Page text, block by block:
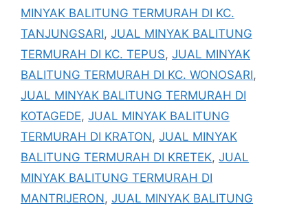
MINYAK BALITUNG TERMURAH DI KC.
TANJUNGSARI, JUAL MINYAK BALITUNG
TERMURAH DI KC. TEPUS, JUAL MINYAK
BALITUNG TERMURAH DI KC. WONOSARI,
JUAL MINYAK BALITUNG TERMURAH DI
KOTAGEDE, JUAL MINYAK BALITUNG
TERMURAH DI KRATON, JUAL MINYAK
BALITUNG TERMURAH DI KRETEK, JUAL
MINYAK BALITUNG TERMURAH DI
MANTRIJERON, JUAL MINYAK BALITUNG